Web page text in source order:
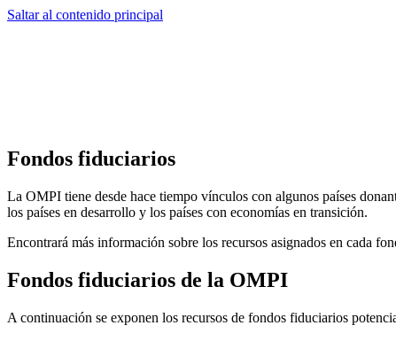
Saltar al contenido principal
Fondos fiduciarios
La OMPI tiene desde hace tiempo vínculos con algunos países
los países en desarrollo y los países con economías en transición.
Encontrará más información sobre los recursos asignados en cada
Fondos fiduciarios de la OMPI
A continuación se exponen los recursos de fondos fiduciarios